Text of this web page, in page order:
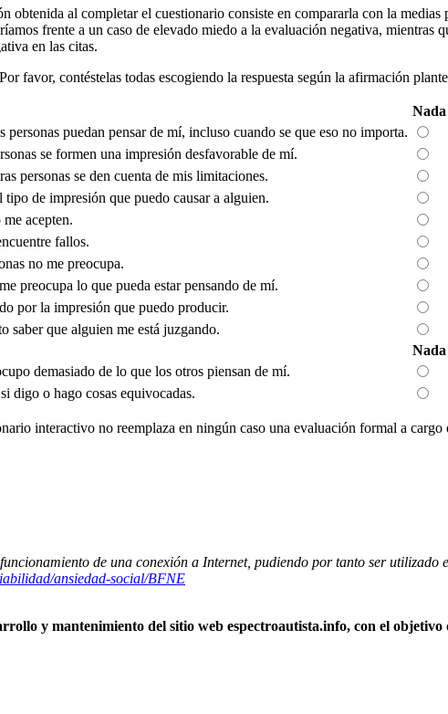
obtenida al completar el cuestionario consiste en compararla con la
frente a un caso de elevado miedo a la evaluación negativa,
en las citas.
favor, contéstelas todas escogiendo la respuesta según la afirmación
Nada
personas puedan pensar de mí, incluso cuando se que eso no importa.
se formen una impresión desfavorable de mí.
personas se den cuenta de mis limitaciones.
de impresión que puedo causar a alguien.
acepten.
fallos.
no me preocupa.
preocupa lo que pueda estar pensando de mí.
por la impresión que puedo producir.
saber que alguien me está juzgando.
Nada
demasiado de lo que los otros piensan de mí.
digo o hago cosas equivocadas.
interactivo no reemplaza en ningún caso una evaluación formal a
de una conexión a Internet, pudiendo por tanto ser
ansiedad-social/BFNE
y mantenimiento del sitio web espectroautista.info, con el